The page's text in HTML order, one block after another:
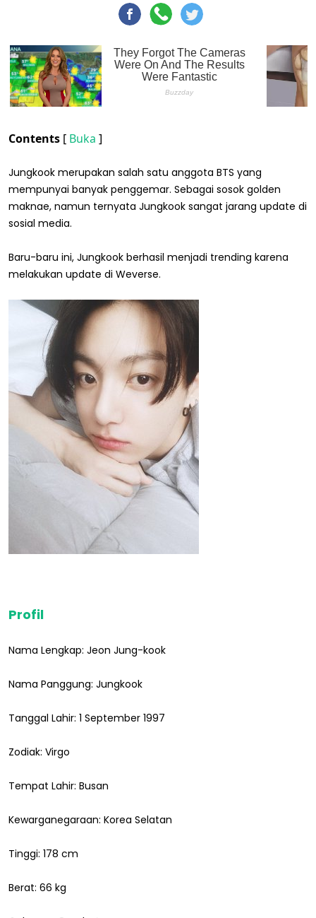
Contents [ Buka ]
Jungkook merupakan salah satu anggota BTS yang
mempunyai banyak penggemar. Sebagai sosok golden
maknae, namun ternyata Jungkook sangat jarang update di
sosial media.
Baru-baru ini, Jungkook berhasil menjadi trending karena
melakukan update di Weverse.
Profil
Nama Lengkap: Jeon Jung-kook
Nama Panggung: Jungkook
Tanggal Lahir: 1 September 1997
Zodiak: Virgo
Tempat Lahir: Busan
Kewarganegaraan: Korea Selatan
Tinggi: 178 cm
Berat: 66 kg